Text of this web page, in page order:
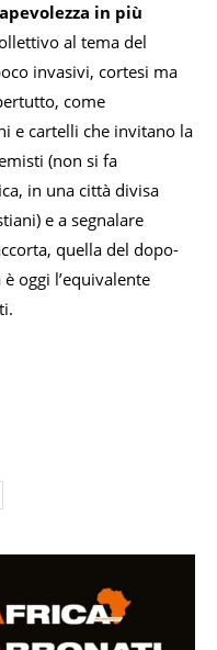
in più
al tema del
invasivi, cortesi ma
come
e cartelli che invitano la
(non si fa
in una città divisa
e a segnalare
quella del dopo-
oggi l’equivalente